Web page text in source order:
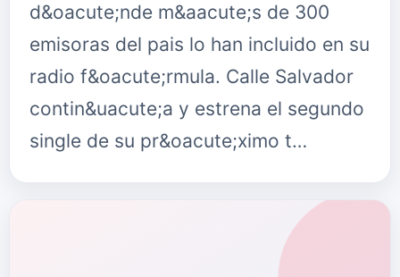
d&oacute;nde m&aacute;s de 300
emisoras del pais lo han incluido en su
radio f&oacute;rmula. Calle Salvador
contin&uacute;a y estrena el segundo
single de su pr&oacute;ximo t…